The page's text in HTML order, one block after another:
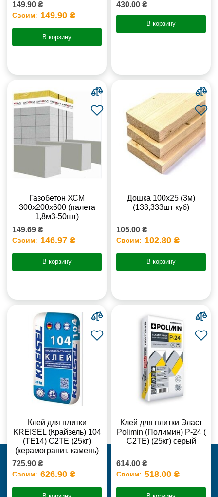
149.90 ₴
Своим: 149.90 ₴
В корзину
430.00 ₴
В корзину
Газобетон ХСМ
300x200x600 (палета
1,8м3-50шт)
149.69 ₴
Своим: 146.97 ₴
В корзину
Дошка 100х25 (3м)
(133,333шт куб)
105.00 ₴
Своим: 102.80 ₴
В корзину
Клей для плитки
KREISEL (Крайзель) 104
(ТЕ14) С2TE (25кг)
(керамогранит, камень)
725.90 ₴
Своим: 626.90 ₴
Клей для плитки Эласт
Polimin (Полимин) Р-24 (
С2ТЕ) (25кг) серый
614.00 ₴
Своим: 518.00 ₴